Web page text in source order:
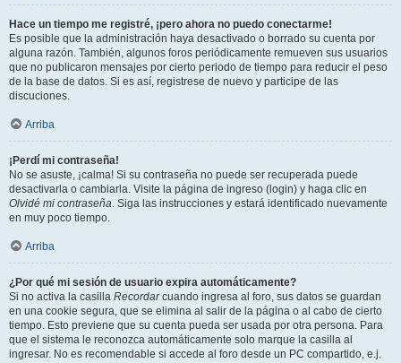
Hace un tiempo me registré, ¡pero ahora no puedo conectarme!
Es posible que la administración haya desactivado o borrado su cuenta por
alguna razón. También, algunos foros periódicamente remueven sus usuarios
que no publicaron mensajes por cierto periodo de tiempo para reducir el peso
de la base de datos. Si es así, registrese de nuevo y participe de las
discuciones.
Arriba
¡Perdí mi contraseña!
No se asuste, ¡calma! Si su contraseña no puede ser recuperada puede
desactivarla o cambiarla. Visite la página de ingreso (login) y haga clic en
Olvidé mi contraseña. Siga las instrucciones y estará identificado nuevamente
en muy poco tiempo.
Arriba
¿Por qué mi sesión de usuario expira automáticamente?
Si no activa la casilla Recordarcuando ingresa al foro, sus datos se guardan
en una cookie segura, que se elimina al salir de la página o al cabo de cierto
tiempo. Esto previene que su cuenta pueda ser usada por otra persona. Para
que el sistema le reconozca automáticamente solo marque la casilla al
ingresar. No es recomendable si accede al foro desde un PC compartido, e.j.